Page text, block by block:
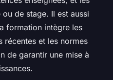
de stage. Il est aussi
formation intègre les
récentes et les normes
de garantir une mise à